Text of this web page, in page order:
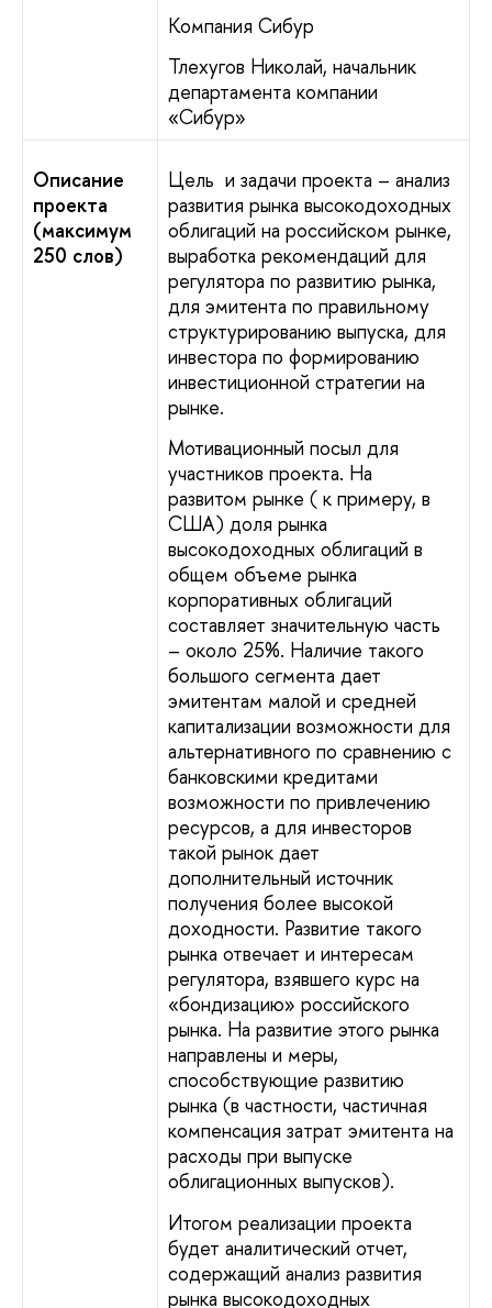
Компания Сибур
Тлехугов Николай, начальник
департамента компании
«Сибур»
Описание
проекта
(максимум
250 слов)
Цель и задачи проекта – анализ
развития рынка высокодоходных
облигаций на российском рынке,
выработка рекомендаций для
регулятора по развитию рынка,
для эмитента по правильному
структурированию выпуска, для
инвестора по формированию
инвестиционной стратегии на
рынке.
Мотивационный посыл для
участников проекта. На
развитом рынке ( к примеру, в
США) доля рынка
высокодоходных облигаций в
общем объеме рынка
корпоративных облигаций
составляет значительную часть
– около 25%. Наличие такого
большого сегмента дает
эмитентам малой и средней
капитализации возможности для
альтернативного по сравнению с
банковскими кредитами
возможности по привлечению
ресурсов, а для инвесторов
такой рынок дает
дополнительный источник
получения более высокой
доходности. Развитие такого
рынка отвечает и интересам
регулятора, взявшего курс на
«бондизацию» российского
рынка. На развитие этого рынка
направлены и меры,
способствующие развитию
рынка (в частности, частичная
компенсация затрат эмитента на
расходы при выпуске
облигационных выпусков).
Итогом реализации проекта
будет аналитический отчет,
содержащий анализ развития
рынка высокодоходных